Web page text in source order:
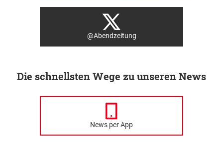
@Abendzeitung
Die schnellsten Wege zu unseren News
News per App